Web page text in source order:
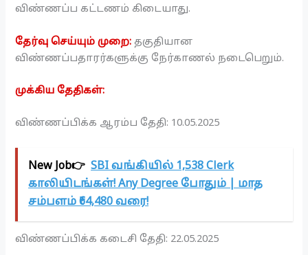
விண்ணப்ப கட்டணம் கிடையாது.
தேர்வு செய்யும் முறை:தகுதியான
விண்ணப்பதாரர்களுக்கு நேர்காணல் நடைபெறும்.
முக்கிய தேதிகள்:
விண்ணப்பிக்க ஆரம்ப தேதி: 10.05.2025
New Job👉 SBI வங்கியில் 1,538 Clerk
காலியிடங்கள்! Any Degree போதும் | மாத
சம்பளம் ₹64,480 வரை!
விண்ணப்பிக்க கடைசி தேதி: 22.05.2025